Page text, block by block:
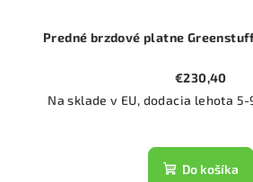
Predné brzdové platne
€230,40
Na sklade v EU, dodacia lehota
Do košíka